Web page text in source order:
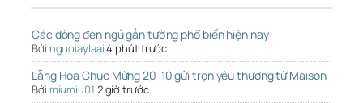
Các dòng đèn ngủ gắn tường phổ biến hiện nay
Bởi nguoiaylaai4 phút trước
Lẵng Hoa Chúc Mừng 20-10 gửi trọn yêu thương từ Maison
Bởi miumiu01 2 giờ trước